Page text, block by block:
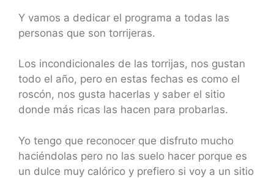
Y vamos a dedicar el programa a todas las
personas que son torrijeras.
Los incondicionales de las torrijas, nos gustan
todo el año, pero en estas fechas es como el
roscón, nos gusta hacerlas y saber el sitio
donde más ricas las hacen para probarlas.
Yo tengo que reconocer que disfruto mucho
haciéndolas pero no las suelo hacer porque es
un dulce muy calórico y prefiero si voy a un sitio